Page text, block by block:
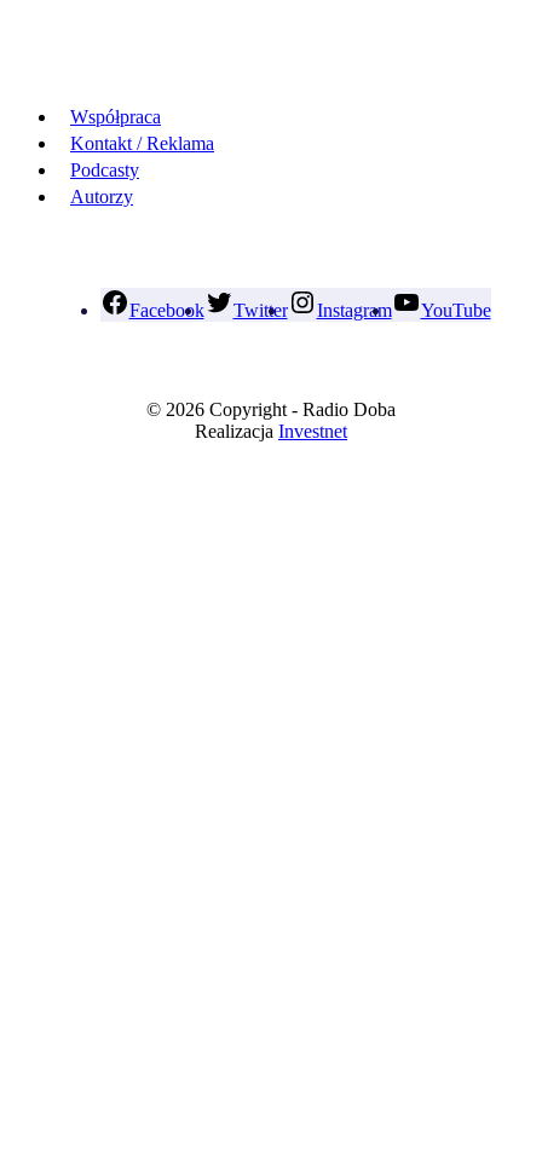
Współpraca
Kontakt / Reklama
Podcasty
Autorzy
Facebook Twitter Instagram YouTube
© 2026 Copyright - Radio Doba
Realizacja Investnet